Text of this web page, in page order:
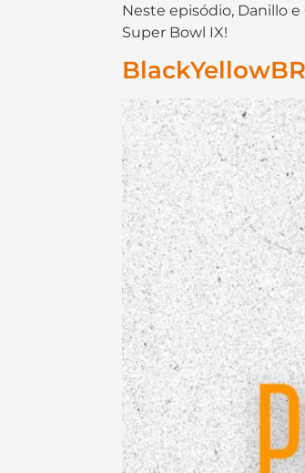
Neste episódio, Danillo
Super Bowl IX!